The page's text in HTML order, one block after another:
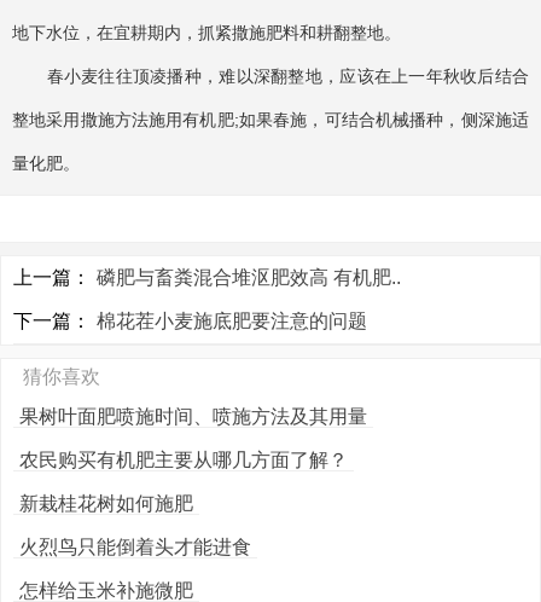
地下水位，在宜耕期内，抓紧撒施肥料和耕翻整地。
春小麦往往顶凌播种，难以深翻整地，应该在上一年秋收后结合
整地采用撒施方法施用有机肥;如果春施，可结合机械播种，侧深施适
量化肥。
上一篇： 磷肥与畜粪混合堆沤肥效高 有机肥..
下一篇： 棉花茬小麦施底肥要注意的问题
猜你喜欢
果树叶面肥喷施时间、喷施方法及其用量
农民购买有机肥主要从哪几方面了解？
新栽桂花树如何施肥
火烈鸟只能倒着头才能进食
怎样给玉米补施微肥